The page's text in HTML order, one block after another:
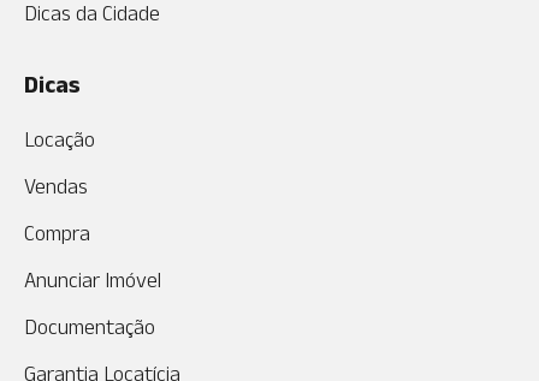
Dicas da Cidade
Dicas
Locação
Vendas
Compra
Anunciar Imóvel
Documentação
Garantia Locatícia